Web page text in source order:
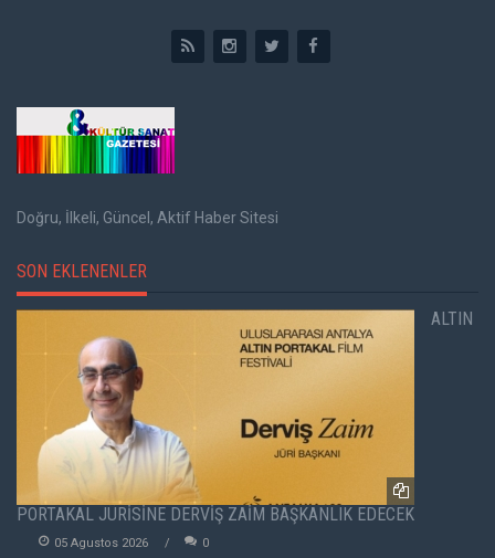
Doğru, İlkeli, Güncel, Aktif Haber Sitesi
SON EKLENENLER
ALTIN
PORTAKAL JÜRİSİNE DERVİŞ ZAİM BAŞKANLIK EDECEK
05 Agustos 2026 0